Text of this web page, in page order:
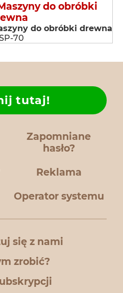
do obróbki
do obróbki drewna
70
Zapomniane
hasło?
tutaj!
Reklama
Operator systemu
się z nami
zrobić?